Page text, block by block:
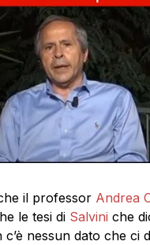
il professor Andrea
le tesi di Salvini che
nessun dato che ci